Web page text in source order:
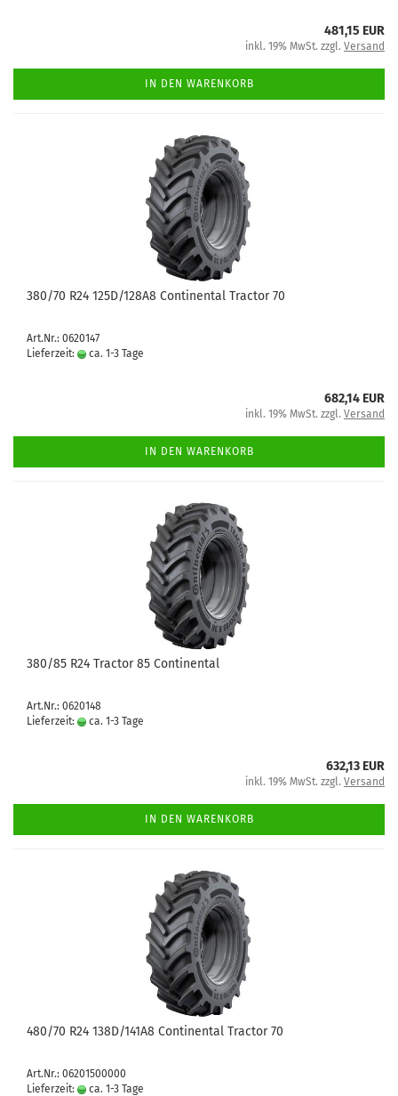
481,15 EUR
inkl. 19% MwSt. zzgl. Versand
IN DEN WARENKORB
380/70 R24 125D/128A8 Continental Tractor 70
Art.Nr.: 0620147
Lieferzeit:
ca. 1-3 Tage
682,14 EUR
inkl. 19% MwSt. zzgl. Versand
IN DEN WARENKORB
380/85 R24 Tractor 85 Continental
Art.Nr.: 0620148
Lieferzeit:
ca. 1-3 Tage
632,13 EUR
inkl. 19% MwSt. zzgl. Versand
IN DEN WARENKORB
480/70 R24 138D/141A8 Continental Tractor 70
Art.Nr.: 06201500000
Lieferzeit:
ca. 1-3 Tage